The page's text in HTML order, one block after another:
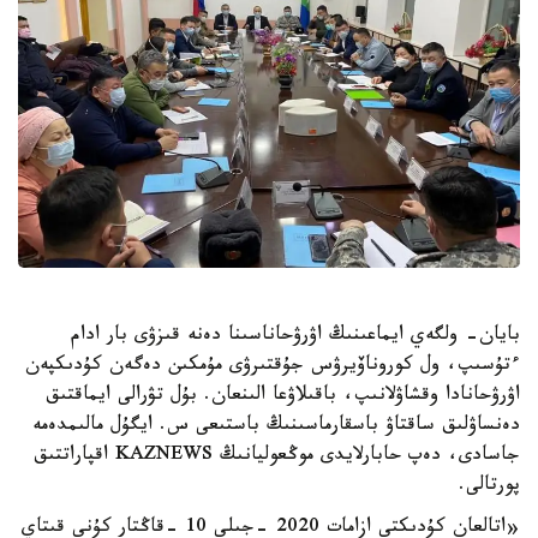
بايان- ولگەي ايماعىنىڭ اۋرۋحاناسىنا دەنە قىزۋى بار ادام
ءتۇسىپ، ول كوروناۆيرۋس جۇقتىرۋى مۇمكىن دەگەن كۇدىكپەن
اۋرۋحانادا وقشاۋلانىپ، باقىلاۋعا الىنعان. بۇل تۋرالى ايماقتىق
دەنساۋلىق ساقتاۋ باسقارماسىنىڭ باستىعى س. ايگۇل مالىمدەمە
جاسادى، دەپ حابارلايدى موڭعوليانىڭ KAZNEWS اقپاراتتىق
پورتالى.
«اتالعان كۇدىكتى ازامات 2020 -جىلى 10 -قاڭتار كۇنى قىتاي